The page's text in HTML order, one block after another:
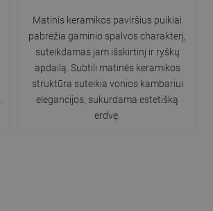
Matinis keramikos paviršius puikiai
pabrėžia gaminio spalvos charakterį,
suteikdamas jam išskirtinį ir ryškų
apdailą. Subtili matinės keramikos
struktūra suteikia vonios kambariui
elegancijos, sukurdama estetišką
erdvę.